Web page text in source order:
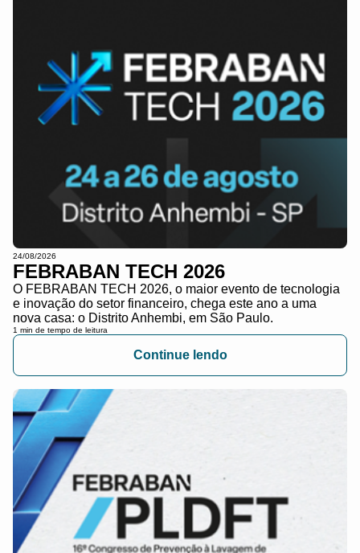
24/08/2026
FEBRABAN TECH 2026
O FEBRABAN TECH 2026, o maior evento de tecnologia
e inovação do setor financeiro, chega este ano a uma
nova casa: o Distrito Anhembi, em São Paulo.
1 min de tempo de leitura
Continue lendo